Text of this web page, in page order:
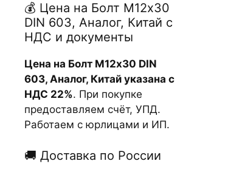
💰 Цена на Болт М12х30
DIN 603, Аналог, Китай с
НДС и документы
Цена на Болт М12х30 DIN
603, Аналог, Китай указана с
НДС 22%. При покупке
предоставляем счёт, УПД.
Работаем с юрлицами и ИП.
🚚 Доставка по России